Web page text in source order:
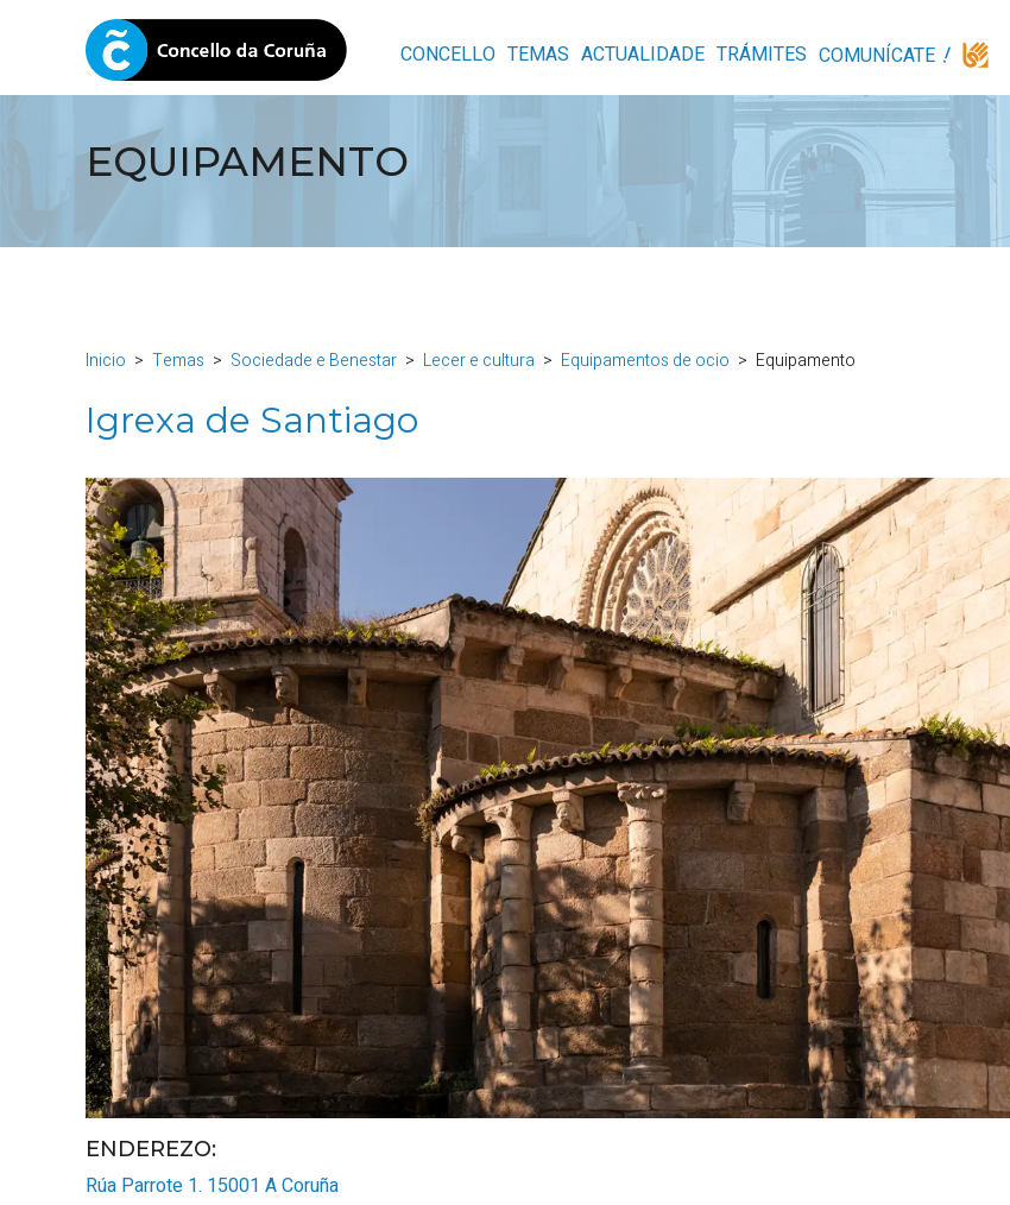
CONCELLO TEMAS ACTUALIDADE TRÁMITES COMUNÍCATE
EQUIPAMENTO
Inicio Temas Sociedade e Benestar Lecer e cultura Equipamentos de ocio Equipamento
Igrexa de Santiago
ENDEREZO:
Rúa Parrote 1. 15001 A Coruña